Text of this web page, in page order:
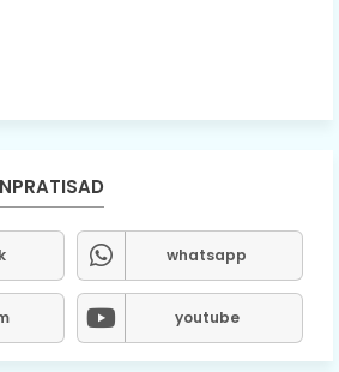
whatsapp
youtube